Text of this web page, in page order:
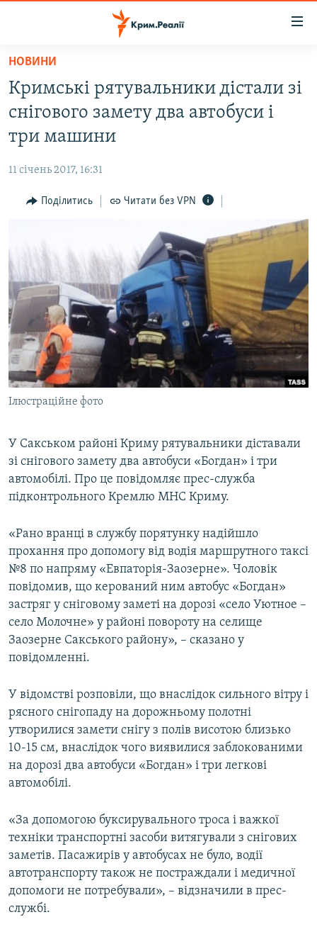
Перейти
основного
матеріалу
до
основної
Перейти
ВОДА.КРИМ
БЛОГИ
ПОГЛЯД
ВСЕ ЗА ДЕНЬ
СПЕЦПРОЕКТИ
ДЕПОРТАЦІЯ
ВІДЕОУРОКИ «ELIFBE»
СВІДЧЕННЯ ОКУПАЦІЇ
УКРАЇНСЬКА ПРОБЛЕМА КРИМУ
ІНФОГРАФІКА
ЯК ОБІЙТИ БЛОКУВАННЯ
Русский
Qırımtatar
ДОЛУЧАЙСЯ!
Усі сайти RFE/RL
НОВИНИ
Кримські рятувальники дістали зі
снігового замету два автобуси і
три машини
11 січень 2017, 16:31
Поділитись Читати без VPN
Ілюстраційне фото
У Сакськом районі Криму рятувальники діставали
зі снігового замету два автобуси «Богдан» і три
автомобілі. Про це повідомляє прес-служба
підконтрольного Кремлю МНС Криму.
«Рано вранці в службу порятунку надійшло
прохання про допомогу від водія маршрутного таксі
№8 по напряму «Евпаторія-Заозерне». Чоловік
повідомив, що керований ним автобус «Богдан»
застряг у сніговому заметі на дорозі «село Уютное –
село Молочне» у районі повороту на селище
Заозерне Сакського району», – сказано у
повідомленні.
У відомстві розповіли, що внаслідок сильного вітру і
рясного снігопаду на дорожньому полотні
утворилися замети снігу з полів висотою близько
10-15 см, внаслідок чого виявилися заблокованими
на дорозі два автобуси «Богдан» і три легкові
автомобілі.
«За допомогою буксирувального троса і важкої
техніки транспортні засоби витягували з снігових
заметів. Пасажирів у автобусах не було, водії
автотранспорту також не постраждали і медичної
допомоги не потребували», – відзначили в прес-
службі.